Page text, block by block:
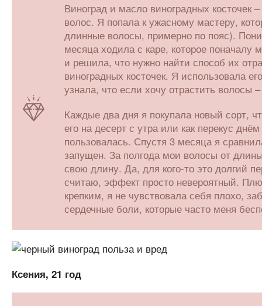
Виноград и масло виноградных косточек
волос. Я попала к ужасному мастеру,
длинные волосы, примерно по пояс).
месяца ходила с каре, которое
и решила, что нужно найти способ их
виноградных косточек. Я использовала
узнала, что если хочу отрастить
Каждые два дня я покупала новый сорт,
его на десерт с утра или как перекус
пользовалась. Спустя 3 месяца я
запущен. За полгода мои волосы от
свою длину. Да, для кого-то это долгий
считаю, эффект просто невероятный.
крепким, я не чувствовала себя плохо,
сердечные боли, которые часто меня
Ксения, 21 год